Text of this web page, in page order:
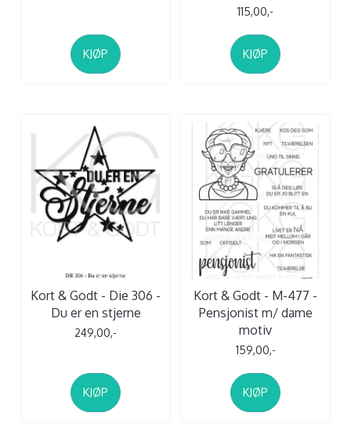
KJØP
115,00,-
KJØP
Kort & Godt - Die 306 -
Du er en stjerne
249,00,-
KJØP
Kort & Godt - M-477 -
Pensjonist m/ dame
motiv
159,00,-
KJØP